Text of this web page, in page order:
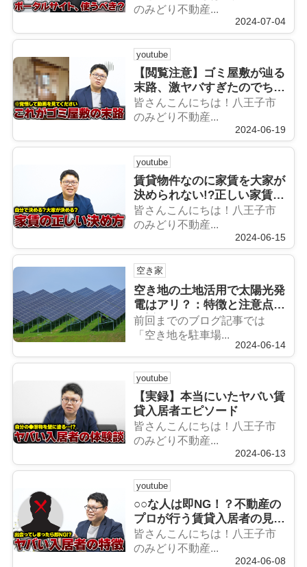
のみどり不動産...
2024-07-04
youtube
【閲覧注意】ゴミ屋敷が辿る
末路、激ヤバすぎたのでちょ
い見せします…
皆さんこんにちは！八王子市
のみどり不動産...
2024-06-19
youtube
賃貸物件なのに家賃を大家が
決められない!?正しい家賃の
決め方とは
皆さんこんにちは！八王子市
のみどり不動産...
2024-06-15
空き家
空き地の土地活用で太陽光発
電はアリ？：特徴と注意点を
解説
前回までのブログ記事では
「空き地を駐車場...
2024-06-14
youtube
【実録】本当にいたヤバい賃
貸入居者エピソード
皆さんこんにちは！八王子市
のみどり不動産...
2024-06-13
youtube
○○な人は即NG！？不動産の
プロが行う賃貸入居者の見極
め方
皆さんこんにちは！八王子市
のみどり不動産...
2024-06-08